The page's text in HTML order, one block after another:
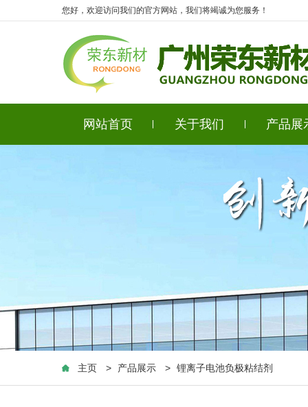
您好，欢迎访问我们的官方网站，我们将竭诚为您服务！
网站首页 关于我们 产品展
主页 > 产品展示 > 锂离子电池负极粘结剂